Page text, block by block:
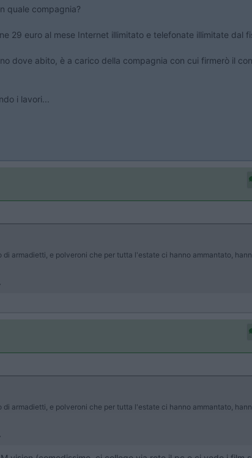
quale compagnia?
29 euro al mese Internet illimitato e telefonate illimitate dal
dove abito, è a carico della compagnia con cui firmerò il
i lavori...
armadietti, e polveroni che per tutta l'estate ci hanno ammantato,
armadietti, e polveroni che per tutta l'estate ci hanno ammantato,